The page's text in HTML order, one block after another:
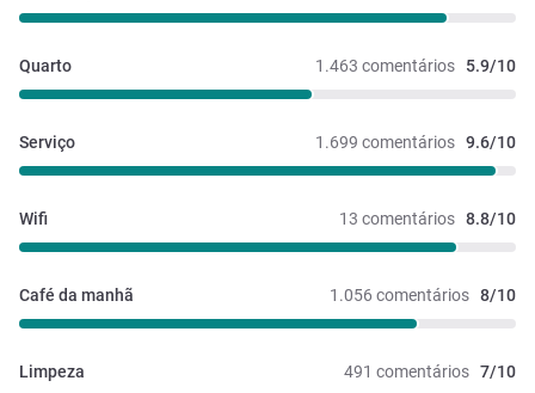
1.463 comentários 5.9/10
Quarto
1.699 comentários 9.6/10
Serviço
13 comentários 8.8/10
Wifi
1.056 comentários 8/10
Café da manhã
491 comentários 7/10
Limpeza